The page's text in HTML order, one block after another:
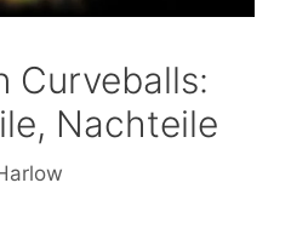
Curveballs:
Nachteile